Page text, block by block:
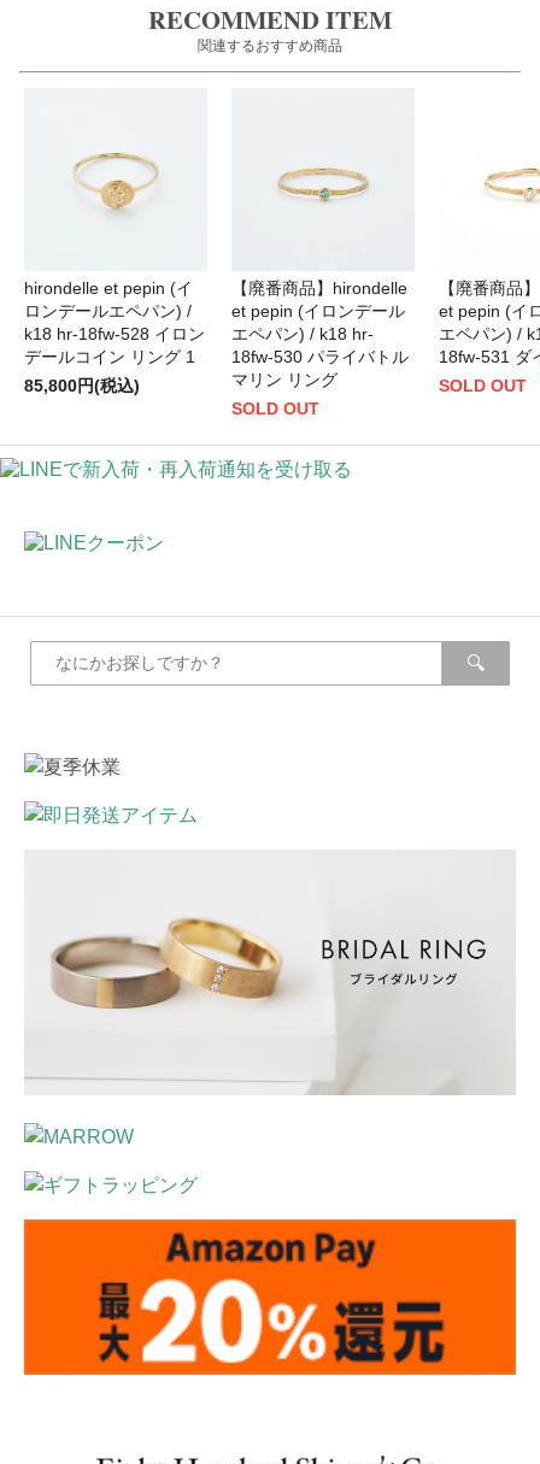
RECOMMEND ITEM
関連するおすすめ商品
hirondelle et pepin (イ
ロンデールエペパン) /
k18 hr-18fw-528 イロン
デールコイン リング 1
85,800円(税込)
【廃番商品】hirondelle
et pepin (イロンデール
エペパン) / k18 hr-
18fw-530 パライバトル
マリン リング
SOLD OUT
【廃番商品
et pepin (イ
エペパン) /
18fw-531 ダ
SOLD OUT